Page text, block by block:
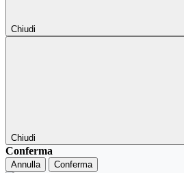
Chiudi
Chiudi
Conferma
Annulla Conferma